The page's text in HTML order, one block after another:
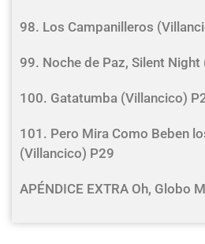
98. Los Campanilleros
99. Noche de Paz, Silent
100. Gatatumba (Villancico)
101. Pero Mira Como Beben
(Villancico) P29
APÉNDICE EXTRA Oh, Globo